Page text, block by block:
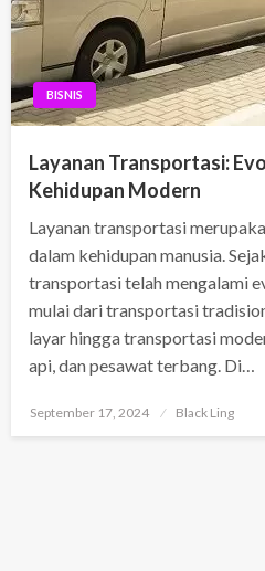
BISNIS
Layanan Transportasi:
Kehidupan Modern
Layanan transportasi
dalam kehidupan manusia.
transportasi telah mengalami
mulai dari transportasi
layar hingga transportasi
api, dan pesawat terbang. Di…
Posted
September 17, 2024 Black Ling